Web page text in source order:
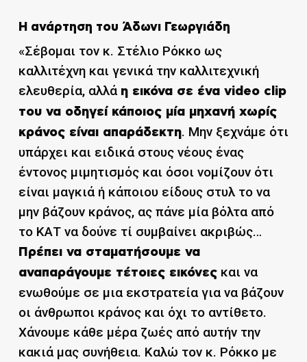
Η ανάρτηση του Άδωνι Γεωργιάδη
«Σέβομαι τον κ. Στέλιο Ρόκκο ως
καλλιτέχνη και γενικά την καλλιτεχνική
ελευθερία, αλλά η εικόνα σε ένα video clip
του να οδηγεί κάποιος μία μηχανή χωρίς
κράνος είναι απαράδεκτη. Μην ξεχνάμε ότι
υπάρχει και ειδικά στους νέους ένας
έντονος μιμητισμός και όσοι νομίζουν ότι
είναι μαγκιά ή κάποιου είδους στυλ το να
μην βάζουν κράνος, ας πάνε μία βόλτα από
το ΚΑΤ να δούνε τί συμβαίνει ακριβώς…
Πρέπει να σταματήσουμε να
αναπαράγουμε τέτοιες εικόνεςκαι να
ενωθούμε σε μια εκστρατεία για να βάζουν
οι άνθρωποι κράνος και όχι το αντίθετο.
Χάνουμε κάθε μέρα ζωές από αυτήν την
κακιά μας συνήθεια. Καλώ τον κ. Ρόκκο με